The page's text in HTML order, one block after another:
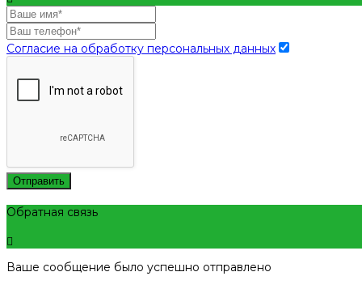
Согласие на обработку персональных данных
Отправить
Обратная связь
Ваше сообщение было успешно отправлено